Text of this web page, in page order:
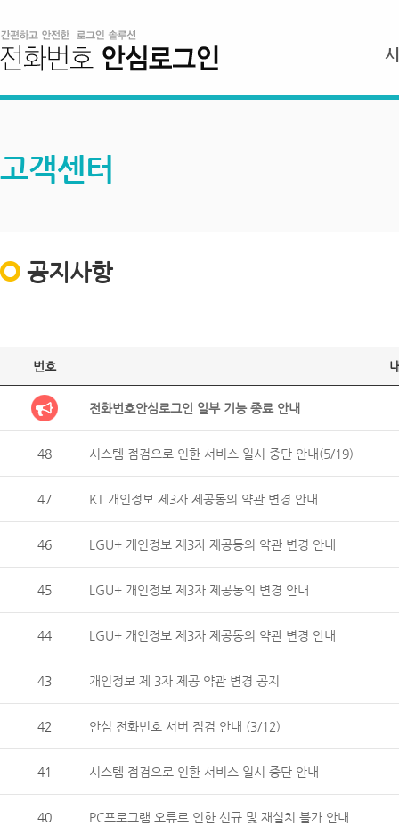
고객센터
공지사항
번호
전화번호안심로그인 일부 기능 종료 안내
48 시스템 점검으로 인한 서비스 일시 중단 안내(5/19)
47 KT 개인정보 제3자 제공동의 약관 변경 안내
46 LGU+ 개인정보 제3자 제공동의 약관 변경 안내
45 LGU+ 개인정보 제3자 제공동의 변경 안내
44 LGU+ 개인정보 제3자 제공동의 약관 변경 안내
43 개인정보 제 3자 제공 약관 변경 공지
42 안심 전화번호 서버 점검 안내 (3/12)
41 시스템 점검으로 인한 서비스 일시 중단 안내
40 PC프로그램 오류로 인한 신규 및 재설치 불가 안내